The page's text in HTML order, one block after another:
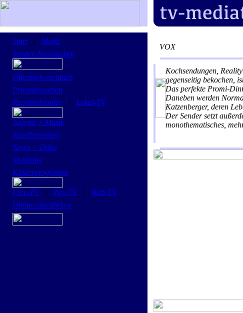
Start| Mobil
Sender-Neuigkeiten
Öffentlich-rechtlich
Privatfernsehen
Regionalsender| Lokal-TV
Jugend + Musik
Sportfernsehen
News + Doku
Shopping
Kinderprogramm
Free-TV| Pay-TV| Web-TV
Onlinevideotheken
VOX
Kochsendungen,
gegenseitig bekochen,
Das perfekte Promi-
Daneben werden
Katzenberger, deren
Der Sender setzt
monothematisches,